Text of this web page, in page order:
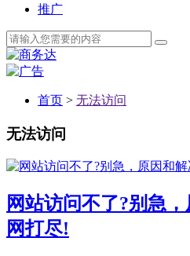
推广
首页 > 无法访问
无法访问
网站访问不了?别急
网打尽!